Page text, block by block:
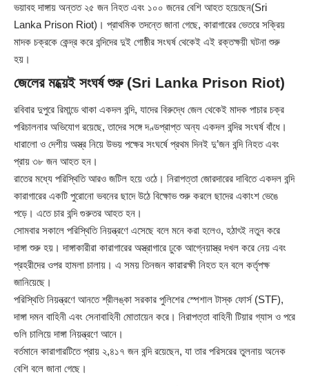
ভয়াবহ দাঙ্গায় অন্তত ২৫ জন নিহত এবং ১০০ জনের বেশি আহত হয়েছেন(Sri
Lanka Prison Riot)। প্রাথমিক তদন্তে জানা গেছে, কারাগারের ভেতরে সক্রিয়
মাদক চক্রকে কেন্দ্র করে বন্দিদের দুই গোষ্ঠীর সংঘর্ষ থেকেই এই রক্তক্ষয়ী ঘটনা শুরু
হয়।
জেলের মধ্য়েই সংঘর্ষ শুরু (Sri Lanka Prison Riot)
রবিবার দুপুরে রিমান্ডে থাকা একদল বন্দি, যাদের বিরুদ্ধে জেল থেকেই মাদক পাচার চক্র
পরিচালনার অভিযোগ রয়েছে, তাদের সঙ্গে দণ্ডপ্রাপ্ত অন্য একদল বন্দির সংঘর্ষ বাঁধে।
ধারালো ও দেশীয় অস্ত্র নিয়ে উভয় পক্ষের সংঘর্ষে প্রথম দিনই দু’জন বন্দি নিহত এবং
প্রায় ৩৮ জন আহত হন।
রাতের মধ্যে পরিস্থিতি আরও জটিল হয়ে ওঠে। নিরাপত্তা জোরদারের দাবিতে একদল বন্দি
কারাগারের একটি পুরোনো ভবনের ছাদে উঠে বিক্ষোভ শুরু করলে ছাদের একাংশ ভেঙে
পড়ে। এতে চার বন্দি গুরুতর আহত হন।
সোমবার সকালে পরিস্থিতি নিয়ন্ত্রণে এসেছে বলে মনে করা হলেও, হঠাৎই নতুন করে
দাঙ্গা শুরু হয়। দাঙ্গাকারীরা কারাগারের অস্ত্রাগারে ঢুকে আগ্নেয়াস্ত্র দখল করে নেয় এবং
প্রহরীদের ওপর হামলা চালায়। এ সময় তিনজন কারারক্ষী নিহত হন বলে কর্তৃপক্ষ
জানিয়েছে।
পরিস্থিতি নিয়ন্ত্রণে আনতে শ্রীলঙ্কা সরকার পুলিশের স্পেশাল টাস্ক ফোর্স (STF),
দাঙ্গা দমন বাহিনী এবং সেনাবাহিনী মোতায়েন করে। নিরাপত্তা বাহিনী টিয়ার গ্যাস ও পরে
গুলি চালিয়ে দাঙ্গা নিয়ন্ত্রণে আনে।
বর্তমানে কারাগারটিতে প্রায় ২,৪১৭ জন বন্দি রয়েছেন, যা তার পরিসরের তুলনায় অনেক
বেশি বলে জানা গেছে।